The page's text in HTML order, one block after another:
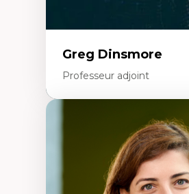
Greg Dinsmore
Professeur adjoint
Fragmentation des
Analyse multi-plateforme
médiatiques
Analyse des comportements
travers les données massives